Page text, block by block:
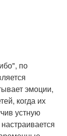
по
эмоции,
когда их
устную